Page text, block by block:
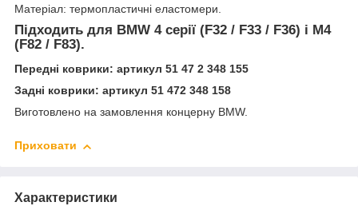
Матеріал: термопластичні еластомери.
Підходить для BMW 4 серії (F32 / F33 / F36) і M4
(F82 / F83).
Передні коврики: артикул 51 47 2 348 155
Задні коврики: артикул 51 472 348 158
Виготовлено на замовлення концерну BMW.
Приховати
Характеристики